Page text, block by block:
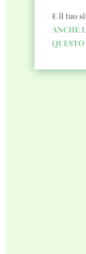
E il tuo
ANCHE